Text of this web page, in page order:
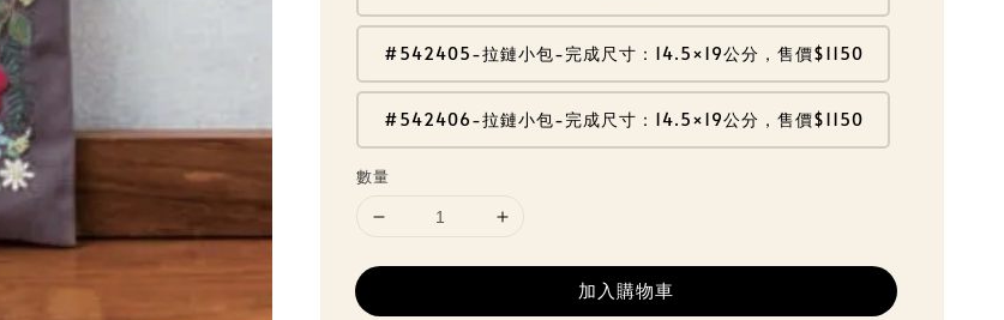
#542405-拉鏈小包-完成尺寸：14.5×19公分，售價$1150
#542406-拉鏈小包-完成尺寸：14.5×19公分，售價$1150
數量
加入購物車